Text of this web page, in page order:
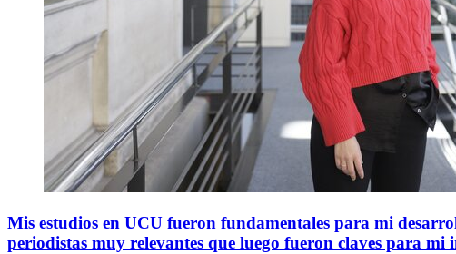
Mis estudios en UCU fueron fundamentales para mi
periodistas muy relevantes que luego fueron claves para mi